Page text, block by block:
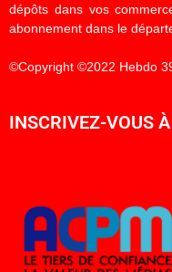
dépôts dans vos
abonnement dans le
©Copyright ©2022 Hebdo
INSCRIVEZ-VOUS